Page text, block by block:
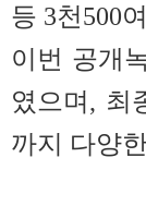
등 3천500
이번 공개
였으며, 최
까지 다양